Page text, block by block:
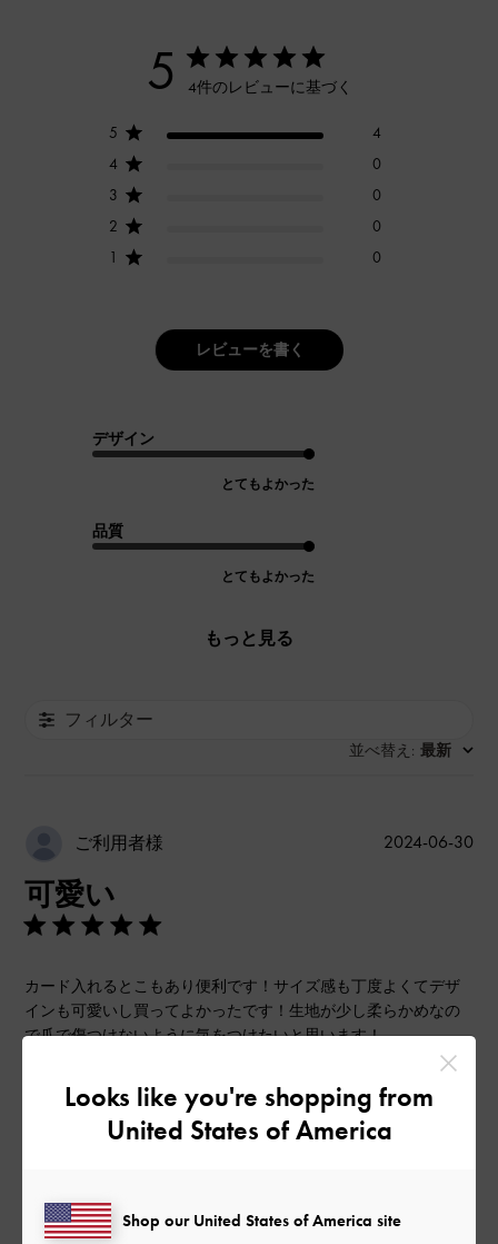
5 4件のレビューに基づく
5
4
4
0
3
0
2
0
1
0
レビューを書く
デザイン
とてもよかった
品質
とてもよかった
もっと見る
フィルター
並べ替え : 最新
ご利用者様
可愛い
カード入れるとこもあり便利です！サイズ感も丁度よくてデザ
インも可愛いし買ってよかったです！生地が少し柔らかめなの
で爪で傷つけないように気をつけたいと思います！
品質
公
2024-06-30
Looks like you're shopping from
United States of America
Shop our United States of America site